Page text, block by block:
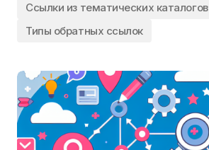
Ссылки из тематических каталогов
Типы обратных ссылок